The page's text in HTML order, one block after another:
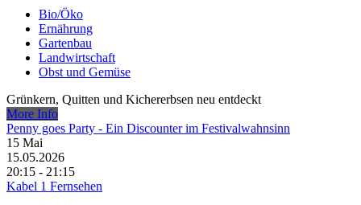
Bio/Öko
Ernährung
Gartenbau
Landwirtschaft
Obst und Gemüse
Grünkern, Quitten und Kichererbsen neu entdeckt
More Info
Penny goes Party - Ein Discounter im Festivalwahnsinn
15 Mai
15.05.2026
20:15 - 21:15
Kabel 1 Fernsehen